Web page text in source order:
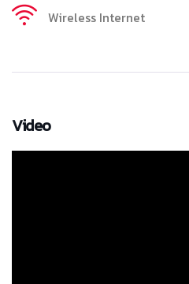
Wireless Internet
Video